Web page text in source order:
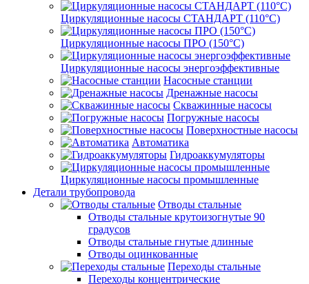
Циркуляционные насосы СТАНДАРТ (110°C)
Циркуляционные насосы ПРО (150°C)
Циркуляционные насосы энергоэффективные
Насосные станции
Дренажные насосы
Скважинные насосы
Погружные насосы
Поверхностные насосы
Автоматика
Гидроаккумуляторы
Циркуляционные насосы промышленные
Детали трубопровода
Отводы стальные
Отводы стальные крутоизогнутые 90
градусов
Отводы стальные гнутые длинные
Отводы оцинкованные
Переходы стальные
Переходы концентрические